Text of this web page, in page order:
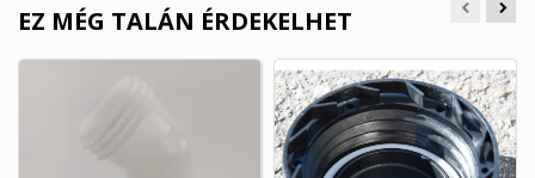
EZ MÉG TALÁN ÉRDEKELHET